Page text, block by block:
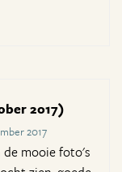
2017)
2017
de mooie foto's